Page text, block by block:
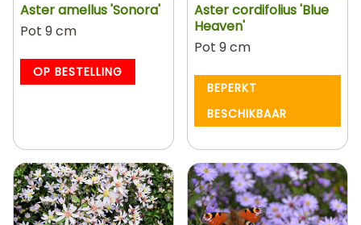
Aster amellus 'Sonora'
Pot 9 cm
OP BESTELLING
Aster cordifolius 'Blue
Heaven'
Pot 9 cm
BEPERKT
BESCHIKBAAR